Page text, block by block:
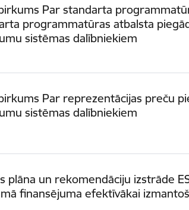
Par standarta
programmatūras atbalsta
sistēmas dalībniekiem
Par reprezentācijas preču
sistēmas dalībniekiem
plāna un rekomendāciju izstrāde
finansējuma efektīvākai